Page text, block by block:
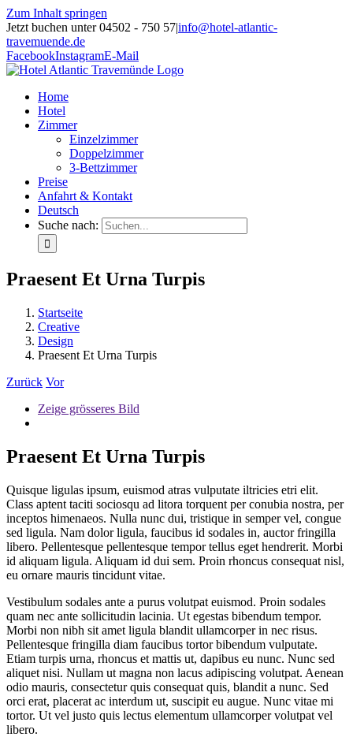
Zum Inhalt springen
Jetzt buchen unter 04502 - 750 57|info@hotel-atlantic-
travemuende.de
FacebookInstagramE-Mail
Home
Hotel
Zimmer
Einzelzimmer
Doppelzimmer
3-Bettzimmer
Preise
Anfahrt & Kontakt
Deutsch
Suche nach:
Praesent Et Urna Turpis
Startseite
Creative
Design
Praesent Et Urna Turpis
Zurück Vor
Zeige grösseres Bild
Praesent Et Urna Turpis
Quisque ligulas ipsum, euismod atras vulputate iltricies etri elit.
Class aptent taciti sociosqu ad litora torquent per conubia nostra, per
inceptos himenaeos. Nulla nunc dui, tristique in semper vel, congue
sed ligula. Nam dolor ligula, faucibus id sodales in, auctor fringilla
libero. Pellentesque pellentesque tempor tellus eget hendrerit. Morbi
id aliquam ligula. Aliquam id dui sem. Proin rhoncus consequat nisl,
eu ornare mauris tincidunt vitae.
Vestibulum sodales ante a purus volutpat euismod. Proin sodales
quam nec ante sollicitudin lacinia. Ut egestas bibendum tempor.
Morbi non nibh sit amet ligula blandit ullamcorper in nec risus.
Pellentesque fringilla diam faucibus tortor bibendum vulputate.
Etiam turpis urna, rhoncus et mattis ut, dapibus eu nunc. Nunc sed
aliquet nisi. Nullam ut magna non lacus adipiscing volutpat. Aenean
odio mauris, consectetur quis consequat quis, blandit a nunc. Sed
orci erat, placerat ac interdum ut, suscipit eu augue. Nunc vitae mi
tortor. Ut vel justo quis lectus elementum ullamcorper volutpat vel
libero.